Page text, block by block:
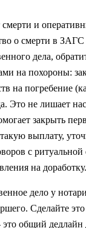
смерти и
о смерти в
дела,
на похороны:
на погребение
Это не лишает
закрыть
выплату,
с
на доработку.
дело у
Сделайте
общий дедлайн